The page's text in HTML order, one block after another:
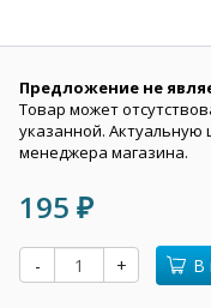
Предложение не
Товар может
указанной. Актуальную
менеджера магазина.
195 ₽
- + В